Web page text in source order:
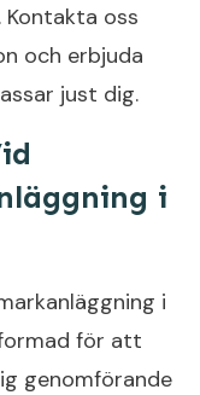
Kontakta oss
och erbjuda
just dig.
i
i
för att
genomförande